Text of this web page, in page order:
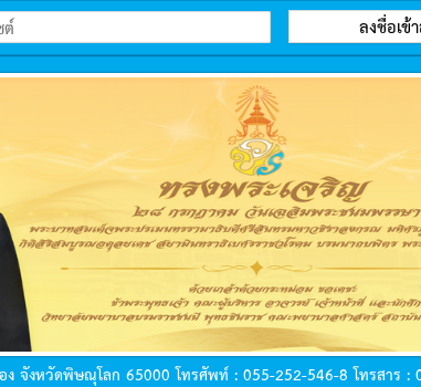
ลงชื่อเข้
จังหวัดพิษณุโลก 65000 โทรศัพท์ : 055-252-546-8 โทรสาร :